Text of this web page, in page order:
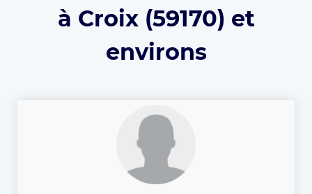
à Croix (59170) et
environs